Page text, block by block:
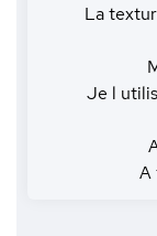
La
Je l
A